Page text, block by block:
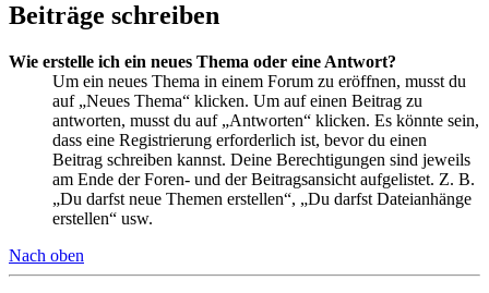
Beiträge schreiben
Wie erstelle ich ein neues Thema oder eine Antwort?
Um ein neues Thema in einem Forum zu eröffnen, musst du
auf „Neues Thema“ klicken. Um auf einen Beitrag zu
antworten, musst du auf „Antworten“ klicken. Es könnte sein,
dass eine Registrierung erforderlich ist, bevor du einen
Beitrag schreiben kannst. Deine Berechtigungen sind jeweils
am Ende der Foren- und der Beitragsansicht aufgelistet. Z. B.
„Du darfst neue Themen erstellen“, „Du darfst Dateianhänge
erstellen“ usw.
Nach oben